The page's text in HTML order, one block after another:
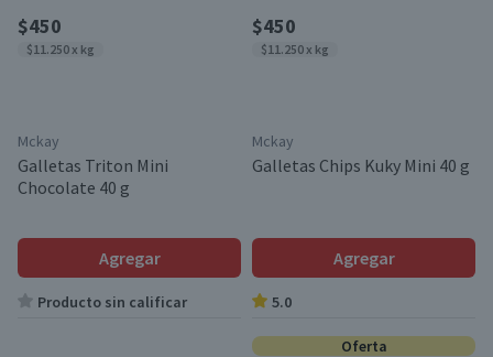
$450
$11.250 x kg
Mckay
Galletas Triton Mini
Chocolate 40 g
Agregar
Producto sin calificar
$450
$11.250 x kg
Mckay
Galletas Chips Kuky Mini 40 g
Agregar
5.0
Oferta